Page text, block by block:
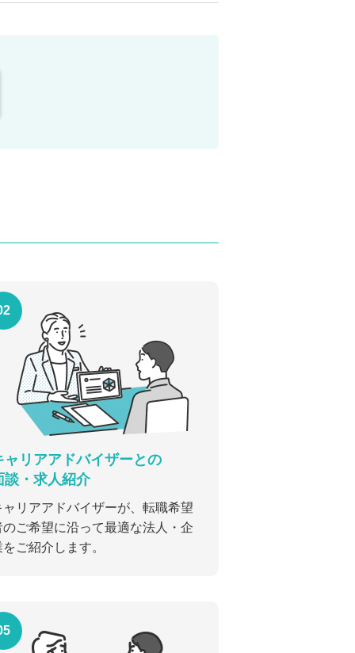
ャリアアドバイザーとの
談・求人紹介
ャリアアドバイザーが、転職希望
のご希望に沿って最適な法人・企
をご紹介します。